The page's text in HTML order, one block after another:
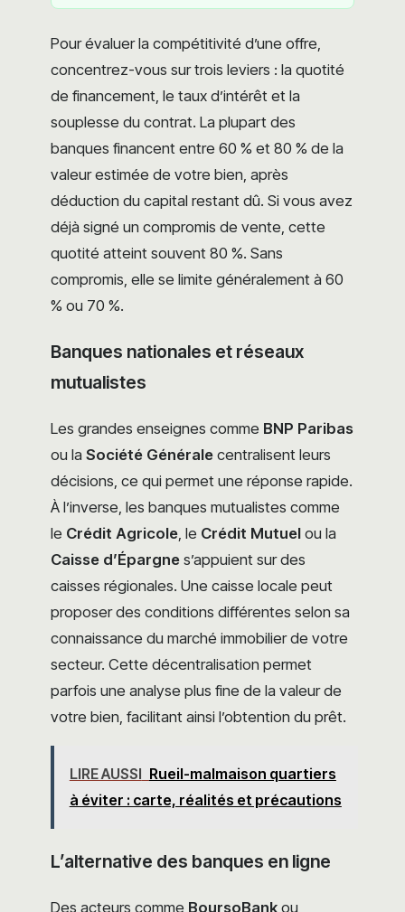
Pour évaluer la compétitivité d’une offre,
concentrez-vous sur trois leviers : la quotité
de financement, le taux d’intérêt et la
souplesse du contrat. La plupart des
banques financent entre 60 % et 80 % de la
valeur estimée de votre bien, après
déduction du capital restant dû. Si vous avez
déjà signé un compromis de vente, cette
quotité atteint souvent 80 %. Sans
compromis, elle se limite généralement à 60
% ou 70 %.
Banques nationales et réseaux
mutualistes
Les grandes enseignes comme BNP Paribas
ou la Société Générale centralisent leurs
décisions, ce qui permet une réponse rapide.
À l’inverse, les banques mutualistes comme
le Crédit Agricole, le Crédit Mutuel ou la
Caisse d’Épargne s’appuient sur des
caisses régionales. Une caisse locale peut
proposer des conditions différentes selon sa
connaissance du marché immobilier de votre
secteur. Cette décentralisation permet
parfois une analyse plus fine de la valeur de
votre bien, facilitant ainsi l’obtention du prêt.
LIRE AUSSI Rueil-malmaison quartiers
à éviter : carte, réalités et précautions
L’alternative des banques en ligne
Des acteurs comme BoursoBank ou